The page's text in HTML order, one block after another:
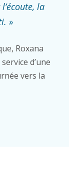
la
»
Roxana
d’une
vers la